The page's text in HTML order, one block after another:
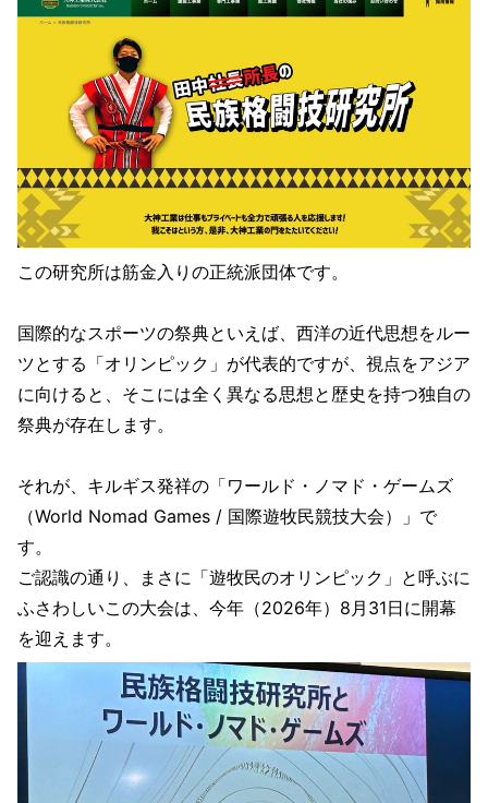
この研究所は筋金入りの正統派団体です。
国際的なスポーツの祭典といえば、西洋の近代思想をルー
ツとする「オリンピック」が代表的ですが、視点をアジア
に向けると、そこには全く異なる思想と歴史を持つ独自の
祭典が存在します。
それが、キルギス発祥の「ワールド・ノマド・ゲームズ
（World Nomad Games / 国際遊牧民競技大会）」で
す。
ご認識の通り、まさに「遊牧民のオリンピック」と呼ぶに
ふさわしいこの大会は、今年（2026年）8月31日に開幕
を迎えます。